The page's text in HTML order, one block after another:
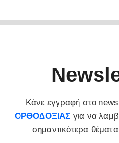
Κάνε εγγραφή στο
ΟΡΘΟΔΟΞΙΑΣ για να
σημαντικότερα